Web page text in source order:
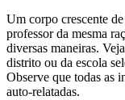
Um corpo crescente
professor da mesma
diversas maneiras.
distrito ou da escola
Observe que todas as
auto-relatadas.